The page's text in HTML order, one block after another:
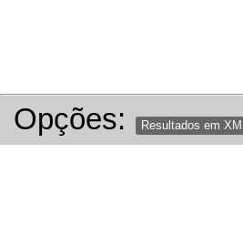
Opções: Resultados em XML